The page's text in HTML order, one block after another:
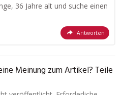
36 Jahre alt und suche einen
Antworten
Meinung zum Artikel? Teile